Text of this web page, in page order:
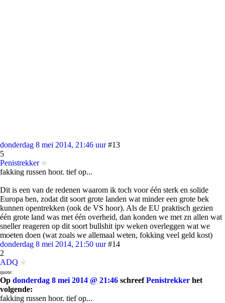
donderdag 8 mei 2014, 21:46 uur #13
5
Penistrekker
fakking russen hoor. tief op...
Dit is een van de redenen waarom ik toch voor één sterk en solide
Europa ben, zodat dit soort grote landen wat minder een grote bek
kunnen opentrekken (ook de VS hoor). Als de EU praktisch gezien
één grote land was met één overheid, dan konden we met zn allen wat
sneller reageren op dit soort bullshit ipv weken overleggen wat we
moeten doen (wat zoals we allemaal weten, fokking veel geld kost)
donderdag 8 mei 2014, 21:50 uur #14
2
ADQ
quote:
Op donderdag 8 mei 2014 @ 21:46 schreefPenistrekker het
volgende:
fakking russen hoor. tief op...